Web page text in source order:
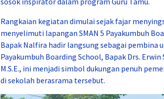
Rangkaian kegiatan dimulai sejak fajar
menyelimuti lapangan SMAN 5 Payakumbuh
Bapak Nalfira hadir langsung sebagai pembina
Payakumbuh Boarding School, Bapak Drs.
M.S.E., ini menjadi simbol dukungan penuh
di sekolah berasrama tersebut.